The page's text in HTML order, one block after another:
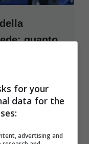
quanto
la villa
Bonafede
e ...
for your
data for the
advertising and